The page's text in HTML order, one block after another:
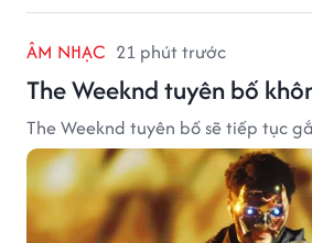
ÂM NHẠC 21 phút trước
The Weeknd tuyên bố
The Weeknd tuyên bố sẽ tiếp tục